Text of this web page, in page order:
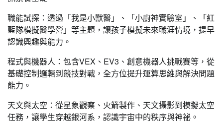
職能試探：透過「我是小獸醫」、「小廚神實驗室」、「紅
藍隊模擬醫學營」等主題，讓孩子模擬未來職涯情境，提早
認識興趣與能力。
程式與機器人：包含VEX、EV3、創意機器人挑戰賽等，從
基礎控制邏輯到競技對戰，全方位提升運算思維與解決問題
能力。
天文與太空：從星象觀察、火箭製作、天文攝影到模擬太空
任務，讓學生穿越銀河系，認識宇宙中的秩序與神祕。